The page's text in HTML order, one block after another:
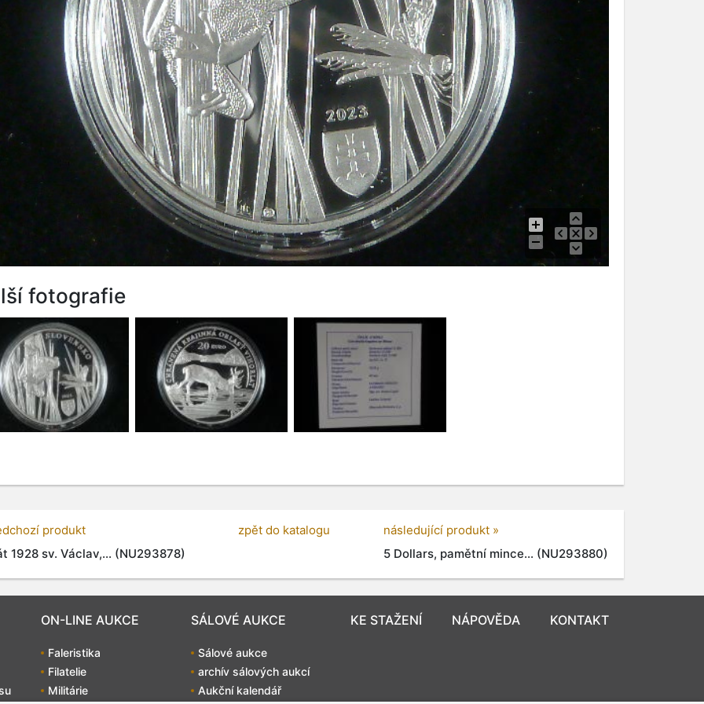
fotografie
produkt
1928 sv. Václav,... (NU293878)
zpět do katalogu
následující produkt »
5 Dollars, pamětní mince... (NU293880)
ON-LINE AUKCE
Faleristika
Filatelie
Militárie
SÁLOVÉ AUKCE
Sálové aukce
archív sálových aukcí
Aukční kalendář
KE STAŽENÍ NÁPOVĚDA KONTAKT